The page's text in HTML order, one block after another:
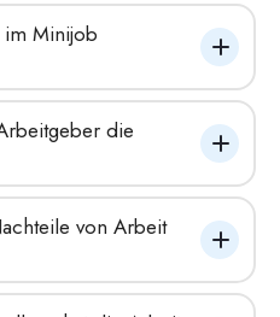
Minijob
die
von Arbeit